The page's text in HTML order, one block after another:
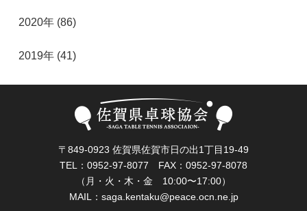
2020年 (86)
2019年 (41)
〒849-0923 佐賀県佐賀市日の出1丁目19-49
TEL：0952-97-8077 FAX：0952-97-8078
（月・火・木・金 10:00〜17:00）
MAIL： saga.kentaku@peace.ocn.ne.jp